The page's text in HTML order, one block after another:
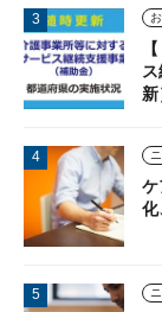
新
化